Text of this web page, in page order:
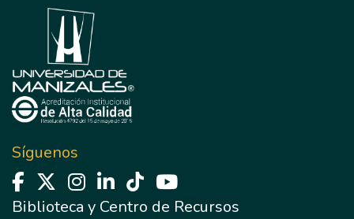
Síguenos
Biblioteca y Centro de Recursos